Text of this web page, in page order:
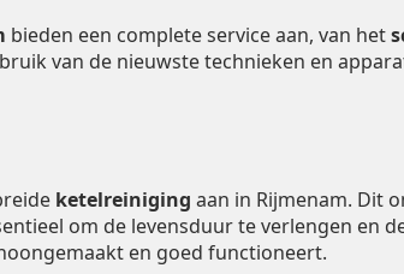
bieden een complete service aan, van het
van de nieuwste technieken en
ketelreiniging aan in Rijmenam. Dit
om de levensduur te verlengen en
en goed functioneert.